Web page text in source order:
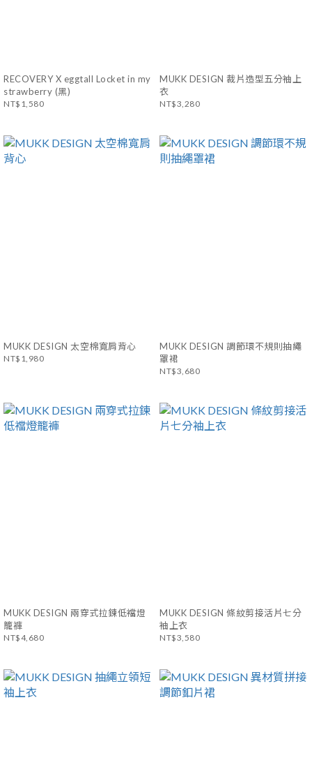
RECOVERY X eggtall Locket in my
strawberry (黑)
NT$1,580
MUKK DESIGN 裁片造型五分袖上
衣
NT$3,280
MUKK DESIGN 太空棉寬肩背心
NT$1,980
MUKK DESIGN 調節環不規則抽繩
罩裙
NT$3,680
MUKK DESIGN 兩穿式拉鍊低襠燈
籠褲
NT$4,680
MUKK DESIGN 條紋剪接活片七分
袖上衣
NT$3,580